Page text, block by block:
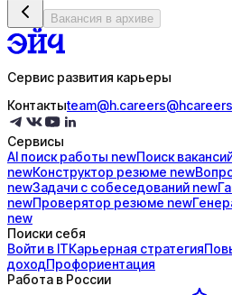
Вакансия в архиве
Сервис развития карьеры
Контактыteam@h.careers@hcareers
Сервисы
AI поискработы newПоиск
newКонструктор резюме new
newЗадачи с собеседований new
newПроверятор резюме new
new
Поиски себя
Войти в ITКарьерная стратегия
доходПрофориентация
Работа в России